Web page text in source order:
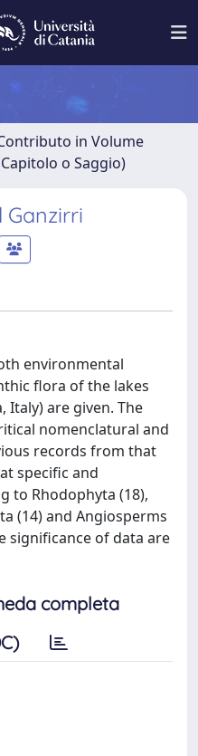
in Volume
o Saggio)
Ganzirri
environmental
flora of the lakes
Italy) are given. The
nomenclatural and
records from that
specific and
to Rhodophyta (18),
(14) and Angiosperms
significance of data are
completa